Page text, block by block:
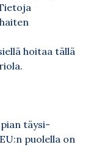
hoitaa tällä
täysi-
puolella on